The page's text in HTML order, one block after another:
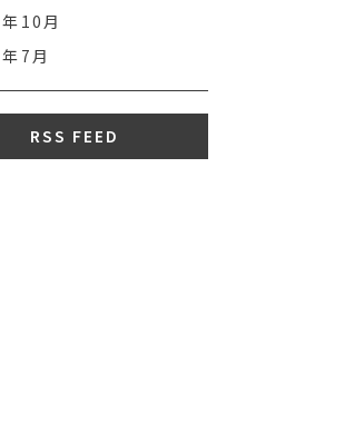
10月
7月
RSS FEED